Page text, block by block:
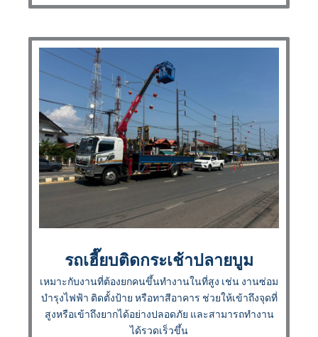
รถเฮี๊ยบติดกระเช้าปลายบูม
เหมาะกับงานที่ต้องยกคนขึ้นทำงานในที่สูง เช่น งานซ่อม
บำรุงไฟฟ้า ติดตั้งป้าย หรือทาสีอาคาร ช่วยให้เข้าถึงจุดที่
สูงหรือเข้าถึงยากได้อย่างปลอดภัย และสามารถทำงาน
ได้รวดเร็วขึ้น